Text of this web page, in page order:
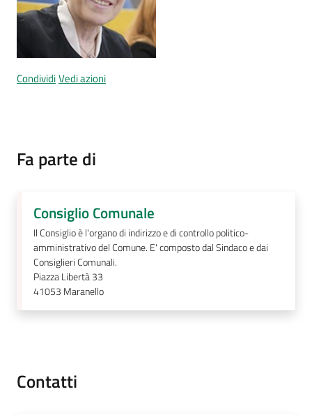
Segnalazioni
a
n
Tutti
CondividiVedi azioni
Fa parte di
Consiglio Comunale
Il Consiglio è l'organo di indirizzo e di controllo politico-
amministrativo del Comune. E' composto dal Sindaco e dai
Consiglieri Comunali.
Piazza Libertà 33
41053 Maranello
Contatti